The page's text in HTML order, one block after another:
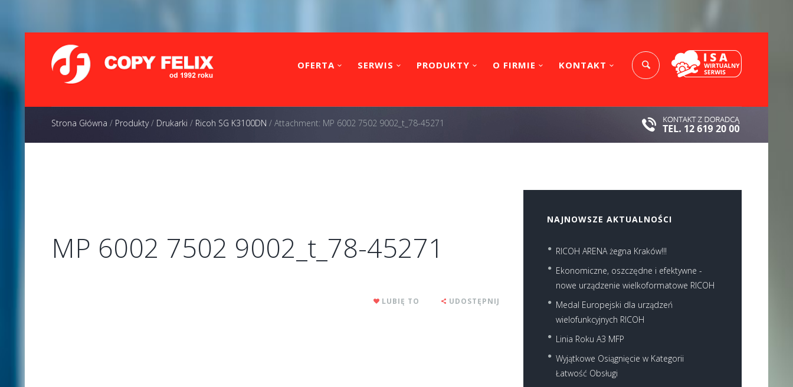
OFERTA SERWIS PRODUKTY O FIRMIE KONTAKT
Strona Główna / Produkty/ Drukarki / Ricoh SG K3100DN / Attachment: MP 6002 7502 9002_t_78-45271
MP 6002 7502 9002_t_78-45271
LUBIĘ TO UDOSTĘPNIJ
NAJNOWSZE AKTUALNOŚCI
RICOH ARENA żegna Kraków!!!
Ekonomiczne, oszczędne i efektywne -
nowe urządzenie wielkoformatowe RICOH
Medal Europejski dla urządzeń
wielofunkcyjnych RICOH
Linia Roku A3 MFP
Wyjątkowe Osiągnięcie w Kategorii
Łatwość Obsługi